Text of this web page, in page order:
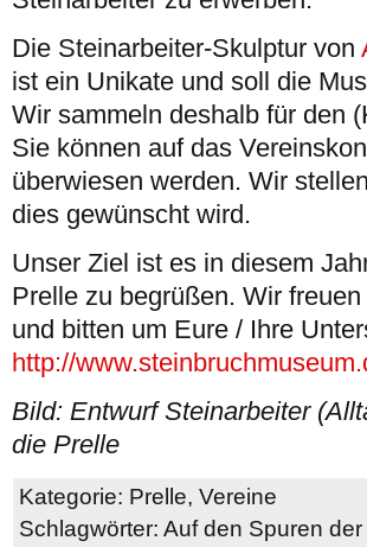
Die Steinarbeiter-Skulptur von
ist ein Unikate und soll die
Wir sammeln deshalb für den
Sie können auf das
überwiesen werden. Wir
dies gewünscht wird.
Unser Ziel ist es in diesem
Prelle zu begrüßen. Wir
und bitten um Eure / Ihre
http://
Bild: Entwurf Steinarbeiter
die Prelle
Kategorie: Prelle, Vereine
Schlagwörter: Auf den Spuren